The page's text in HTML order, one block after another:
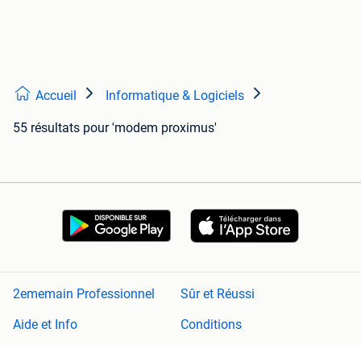
Accueil Informatique & Logiciels
55 résultats pour 'modem proximus'
2ememain Professionnel
Sûr et Réussi
Aide et Info
Conditions